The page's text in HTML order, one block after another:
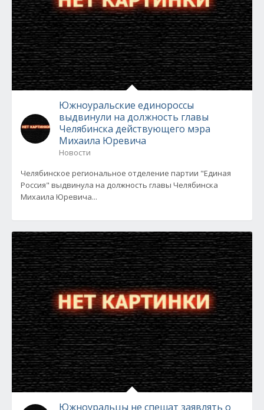
Южноуральские единороссы
выдвинули на должность главы
Челябинска действующего мэра
Михаила Юревича
Новости
Челябинское региональное отделение партии "Единая
Россия" выдвинула на должность главы Челябинска
Михаила Юревича...
Южноуральцы не спешат заявлять о